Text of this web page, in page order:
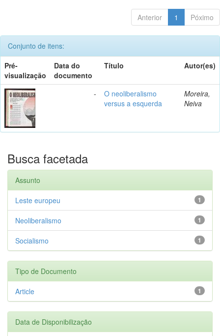
Anterior 1 Póximo
Conjunto de itens:
Pré-
visualização
Data do
documento
Título Autor(es)
-
O neoliberalismo
versus a esquerda
Moreira,
Neiva
Busca facetada
Assunto
1
Leste europeu
1
Neoliberalismo
1
Socialismo
Tipo de Documento
1
Article
Data de Disponibilização